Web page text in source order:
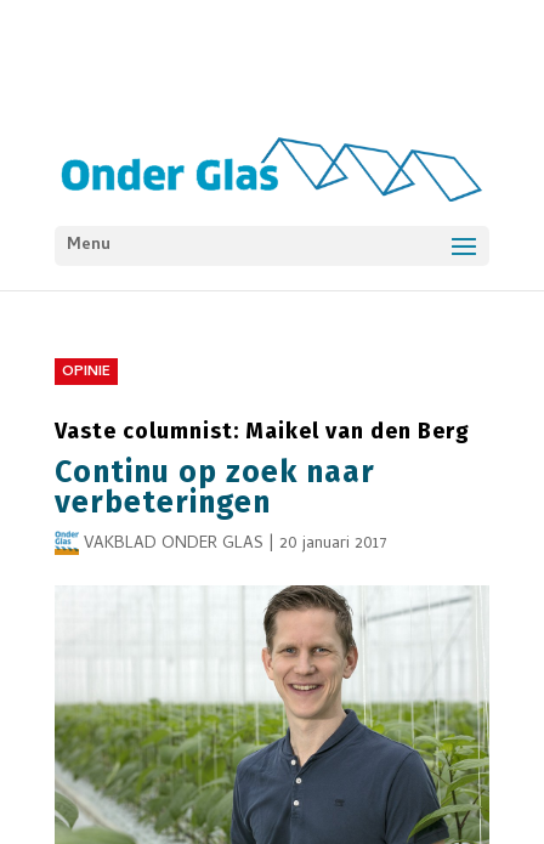
Menu
OPINIE
Vaste columnist: Maikel van den Berg
Continu op zoek naar
verbeteringen
VAKBLAD ONDER GLAS | 20 januari 2017